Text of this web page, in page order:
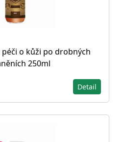
péči o kůži po drobných
250ml
Detail